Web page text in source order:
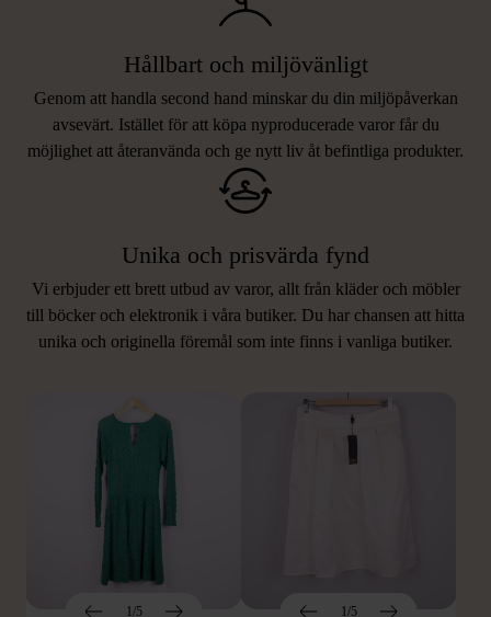
Hållbart och miljövänligt
Genom att handla second hand minskar du din miljöpåverkan
avsevärt. Istället för att köpa nyproducerade varor får du
möjlighet att återanvända och ge nytt liv åt befintliga produkter.
Unika och prisvärda fynd
Vi erbjuder ett brett utbud av varor, allt från kläder och möbler
till böcker och elektronik i våra butiker. Du har chansen att hitta
unika och originella föremål som inte finns i vanliga butiker.
LIKNANDE PRODUKTER
Hitta produkter som påminner om denna
1/5
1/5